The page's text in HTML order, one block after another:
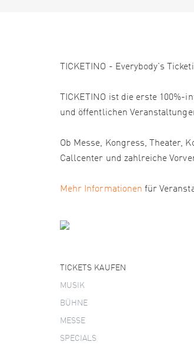
TICKETINO - Everybody's
TICKETINO ist die erste
und öffentlichen
Ob Messe, Kongress, Theater,
Callcenter und zahlreiche
Mehr Informationen für
TICKETS KAUFEN
MUSIK
BÜHNE
MESSE
SPECIALS